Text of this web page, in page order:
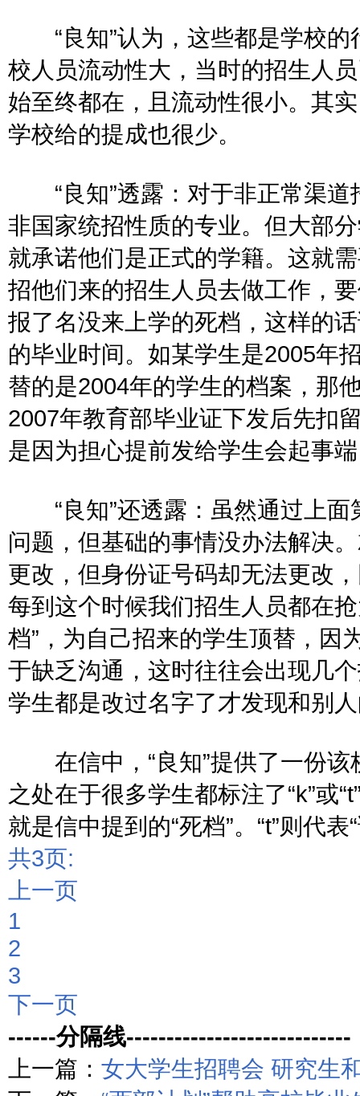
“良知”认为，这些都是学校的
校人员流动性大，当时的招生人
始至终都在，且流动性很小。其
学校给的提成也很少。
“良知”透露：对于非正常渠道
非国家统招性质的专业。但大部
就承诺他们是正式的学籍。这就
招他们来的招生人员去做工作，
报了名没来上学的死档，这样的
的毕业时间。如某学生是2005年
替的是2004年的学生的档案，那
2007年教育部毕业证下发后先扣
是因为担心提前发给学生会起事
“良知”还透露：虽然通过上面
问题，但基础的事情没办法解决
更改，但身份证号码却无法更改
每到这个时候我们招生人员都在
档”，为自己招来的学生顶替，因
于缺乏沟通，这时往往会出现几
学生都是改过名字了才发现和别
在信中，“良知”提供了一份该
之处在于很多学生都标注了“k”或
就是信中提到的“死档”。“t”则代表
共3页:
上一页
1
2
3
下一页
------分隔线----------------------------
上一篇： 女大学生招聘会 研究生